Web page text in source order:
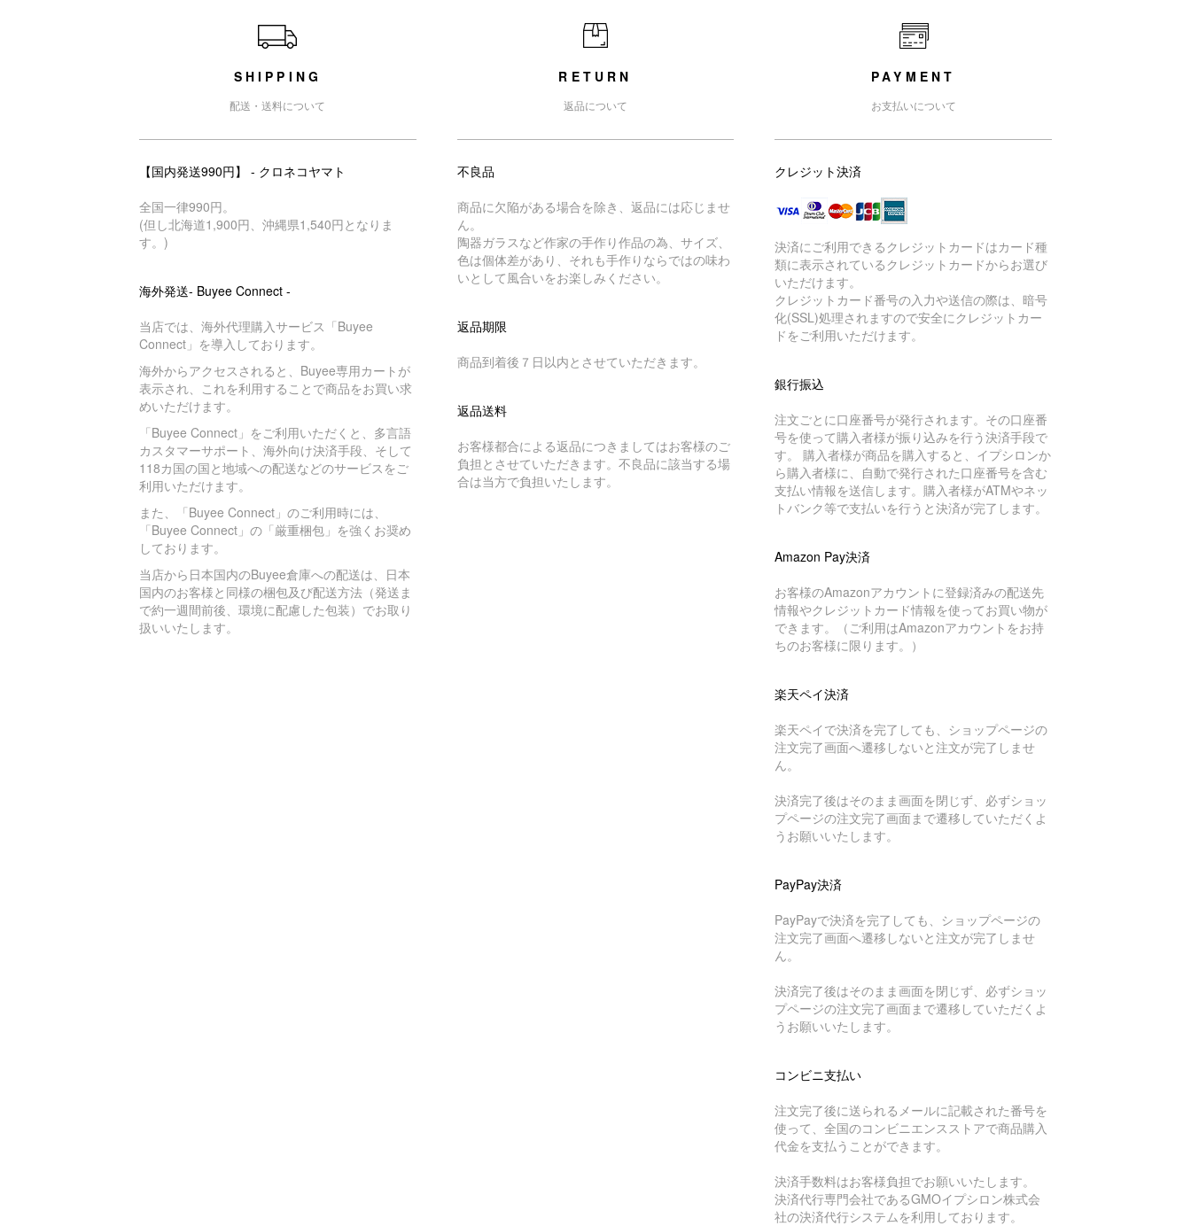
SHIPPING
配送・送料について
【国内発送990円】 - クロネコヤマト
全国一律990円。
(但し北海道1,900円、沖縄県1,540円となりま
す。)
海外発送- Buyee Connect -
当店では、海外代理購入サービス「Buyee
Connect」を導入しております。
海外からアクセスされると、Buyee専用カートが
表示され、これを利用することで商品をお買い求
めいただけます。
「Buyee Connect」をご利用いただくと、多言語
カスタマーサポート、海外向け決済手段、そして
118カ国の国と地域への配送などのサービスをご
利用いただけます。
また、「Buyee Connect」のご利用時には、
「Buyee Connect」の「厳重梱包」を強くお奨め
しております。
当店から日本国内のBuyee倉庫への配送は、日本
国内のお客様と同様の梱包及び配送方法（発送ま
で約一週間前後、環境に配慮した包装）でお取り
扱いいたします。
RETURN
返品について
不良品
商品に欠陥がある場合を除き、返品には応じませ
ん。
陶器ガラスなど作家の手作り作品の為、サイズ、
色は個体差があり、それも手作りならではの味わ
いとして風合いをお楽しみください。
返品期限
商品到着後７日以内とさせていただきます。
返品送料
お客様都合による返品につきましてはお客様のご
負担とさせていただきます。不良品に該当する場
合は当方で負担いたします。
PAYMENT
お支払いについて
クレジット決済
決済にご利用できるクレジットカードはカード種
類に表示されているクレジットカードからお選び
いただけます。
クレジットカード番号の入力や送信の際は、暗号
化(SSL)処理されますので安全にクレジットカー
ドをご利用いただけます。
銀行振込
注文ごとに口座番号が発行されます。その口座番
号を使って購入者様が振り込みを行う決済手段で
す。 購入者様が商品を購入すると、イプシロンか
ら購入者様に、自動で発行された口座番号を含む
支払い情報を送信します。購入者様がATMやネッ
トバンク等で支払いを行うと決済が完了します。
Amazon Pay決済
お客様のAmazonアカウントに登録済みの配送先
情報やクレジットカード情報を使ってお買い物が
できます。（ご利用はAmazonアカウントをお持
ちのお客様に限ります。）
楽天ペイ決済
楽天ペイで決済を完了しても、ショップページの
注文完了画面へ遷移しないと注文が完了しませ
ん。
決済完了後はそのまま画面を閉じず、必ずショッ
プページの注文完了画面まで遷移していただくよ
うお願いいたします。
PayPay決済
PayPayで決済を完了しても、ショップページの
注文完了画面へ遷移しないと注文が完了しませ
ん。
決済完了後はそのまま画面を閉じず、必ずショッ
プページの注文完了画面まで遷移していただくよ
うお願いいたします。
コンビニ支払い
注文完了後に送られるメールに記載された番号を
使って、全国のコンビニエンスストアで商品購入
代金を支払うことができます。
決済手数料はお客様負担でお願いいたします。
決済代行専門会社であるGMOイプシロン株式会
社の決済代行システムを利用しております。